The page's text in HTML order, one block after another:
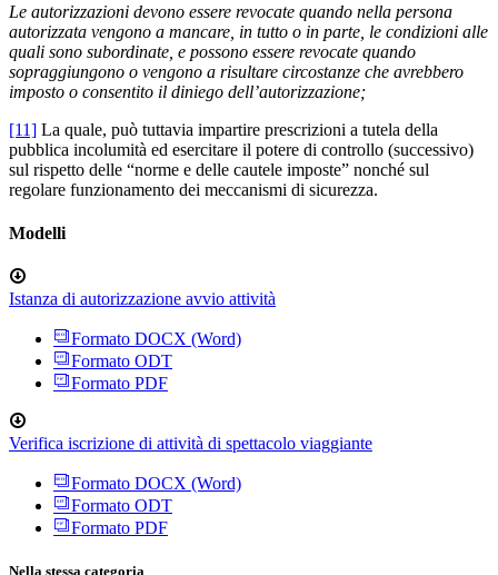
Le autorizzazioni devono essere revocate quando nella persona
autorizzata vengono a mancare, in tutto o in parte, le condizioni alle
quali sono subordinate, e possono essere revocate quando
sopraggiungono o vengono a risultare circostanze che avrebbero
imposto o consentito il diniego dell’autorizzazione;
[11] La quale, può tuttavia impartire prescrizioni a tutela della
pubblica incolumità ed esercitare il potere di controllo (successivo)
sul rispetto delle “norme e delle cautele imposte” nonché sul
regolare funzionamento dei meccanismi di sicurezza.
Modelli
Istanza di autorizzazione avvio attività
Formato DOCX (Word)
Formato ODT
Formato PDF
Verifica iscrizione di attività di spettacolo viaggiante
Formato DOCX (Word)
Formato ODT
Formato PDF
Nella stessa categoria